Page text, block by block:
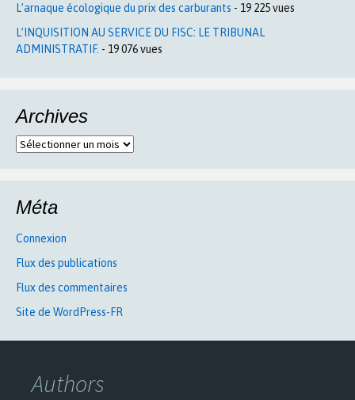
L’arnaque écologique du prix des carburants - 19 225 vues
L’INQUISITION AU SERVICE DU FISC: LE TRIBUNAL
ADMINISTRATIF. - 19 076 vues
Archives
Archives
Méta
Connexion
Flux des publications
Flux des commentaires
Site de WordPress-FR
Authors